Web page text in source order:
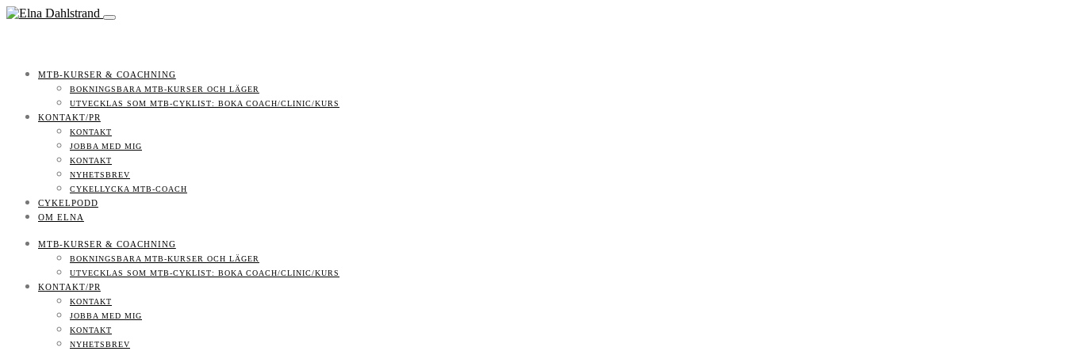
MTB-KURSER & COACHNING
BOKNINGSBARA MTB-KURSER OCH LÄGER
UTVECKLAS SOM MTB-CYKLIST: BOKA COACH/CLINIC/KURS
KONTAKT/PR
KONTAKT
JOBBA MED MIG
KONTAKT
NYHETSBREV
CYKELLYCKA MTB-COACH
CYKELPODD
OM ELNA
MTB-KURSER & COACHNING
BOKNINGSBARA MTB-KURSER OCH LÄGER
UTVECKLAS SOM MTB-CYKLIST: BOKA COACH/CLINIC/KURS
KONTAKT/PR
KONTAKT
JOBBA MED MIG
KONTAKT
NYHETSBREV